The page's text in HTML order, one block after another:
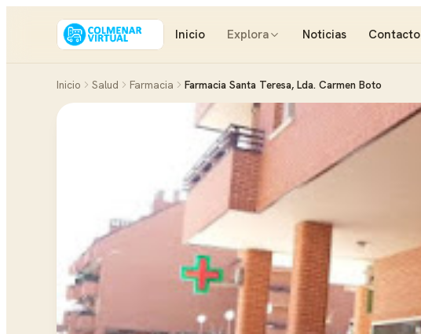
Inicio Explora Noticias Contacto
Inicio Salud Farmacia Farmacia Santa Teresa, Lda. Carmen Boto